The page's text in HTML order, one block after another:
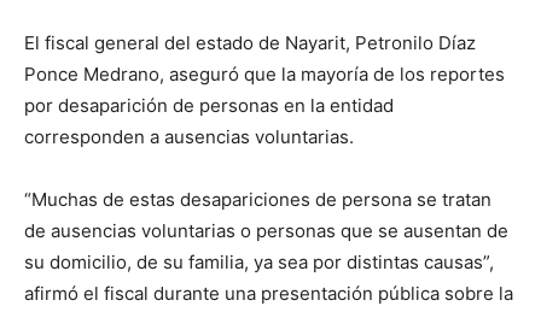
El fiscal general del estado de Nayarit, Petronilo Díaz
Ponce Medrano, aseguró que la mayoría de los reportes
por desaparición de personas en la entidad
corresponden a ausencias voluntarias.
“Muchas de estas desapariciones de persona se tratan
de ausencias voluntarias o personas que se ausentan de
su domicilio, de su familia, ya sea por distintas causas”,
afirmó el fiscal durante una presentación pública sobre la